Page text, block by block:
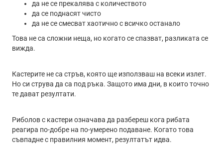
да не се прекалява с количеството
да се поднасят чисто
да не се смесват хаотично с всичко останало
Това не са сложни неща, но когато се спазват, разликата се
вижда.
Кастерите не са стръв, която ще използваш на всеки излет.
Но си струва да са под ръка. Защото има дни, в които точно
те дават резултати.
Риболов с кастери означава да разбереш кога рибата
реагира по-добре на по-умерено подаване. Когато това
съвпадне с правилния момент, резултатът идва.